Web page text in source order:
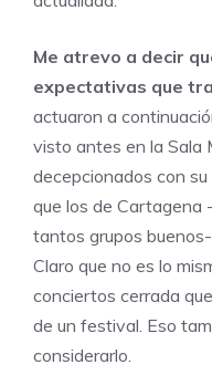
Me atrevo a decir
expectativas que
actuaron a
visto antes en la Sala
decepcionados con
que los de Cartagena
tantos grupos
Claro que no es lo
conciertos cerrada
de un festival. Eso
considerarlo.